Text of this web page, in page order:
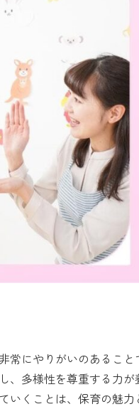
常にやりがいのあること
、多様性を尊重する力が
いくことは、保育の魅力